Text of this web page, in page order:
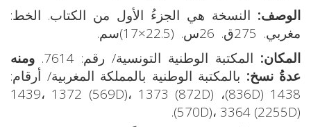
الوصف: النسخة هي الجزءُ الأول من الكتاب. الخط:
مغربي. 275ق. 26س. (22.5×17)سم.
المكان: المكتبة الوطنية التونسية/ رقم: 7614.
ومنه
عدةُ نسخ: بالمكتبة الوطنية بالمملكة المغربية/ أرقام:
1438 (836D)، (872D) 1439، 1372 (569D)، 1373
(570D)، 3364 (2255D).